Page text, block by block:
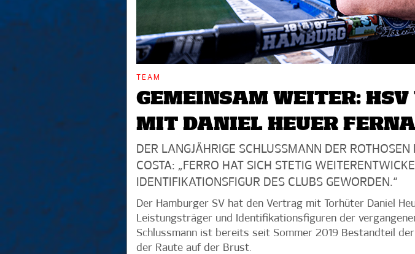
TEAM
GEMEINSAM WEITER:
MIT DANIEL HEUER
DER LANGJÄHRIGE SCHLUSSMANN DER
COSTA: „FERRO HAT SICH STETIG
IDENTIFIKATIONSFIGUR DES CLUBS GEWORDEN.“
Der Hamburger SV hat den Vertrag mit Torhüter Daniel
Leistungsträger und Identifikationsfiguren der
Schlussmann ist bereits seit Sommer 2019 Bestandteil
der Raute auf der Brust.